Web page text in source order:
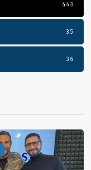
443
35
36